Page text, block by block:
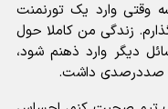
وارد یک تورنمنت
زندگی من کاملا حول
دیگر وارد ذهنم شود،
صددرصدی داشت.